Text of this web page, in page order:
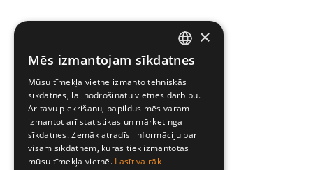
LATVIAN
ENGLISH
×
Mēs izmantojam sīkdatnes
Mūsu tīmekļa vietne izmanto tehniskās
sīkdatnes, lai nodrošinātu vietnes darbību.
Ar tavu piekrišanu, papildus mēs varam
izmantot arī statistikas un mārketinga
sīkdatnes. Zemāk atradīsi informāciju par
visām sīkdatnēm, kuras tiek izmantotas
mūsu tīmekļa vietnē. Lasīt vairāk